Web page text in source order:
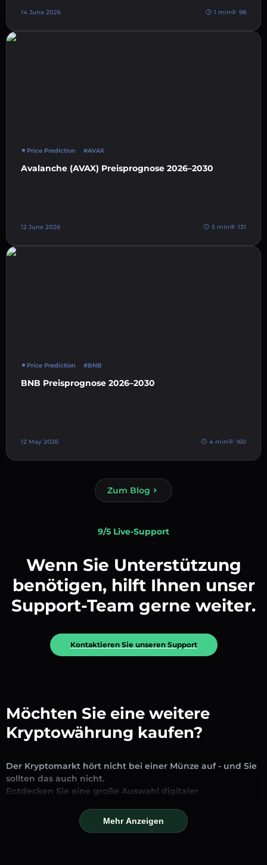
14 June 2026 1 min 98
Price Prediction #AVAX
Avalanche (AVAX) Preisprognose 2026–2030
12 June 2026 5 min 131
Price Prediction #BNB
BNB Preisprognose 2026–2030
12 May 2026 4 min 160
Zum Blog
9/5 Live-Support
Wenn Sie Unterstützung
benötigen, hilft Ihnen unser
Support-Team gerne weiter.
Kontaktieren Sie unseren Support
Möchten Sie eine weitere
Kryptowährung kaufen?
Der Kryptomarkt hört nicht bei einer Münze auf - und Sie
sollten das auch nicht.
Entdecken Sie eine große Auswahl digitaler
Austausch und Handel verfügbar sind. Ob etablierte
Stablecoins, vielversprechende Altcoins oder trendige
Mehr Anzeigen